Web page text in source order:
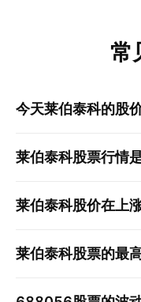
常
今天莱伯泰科的股
莱伯泰科股票行情
莱伯泰科股价在上
莱伯泰科股票的最